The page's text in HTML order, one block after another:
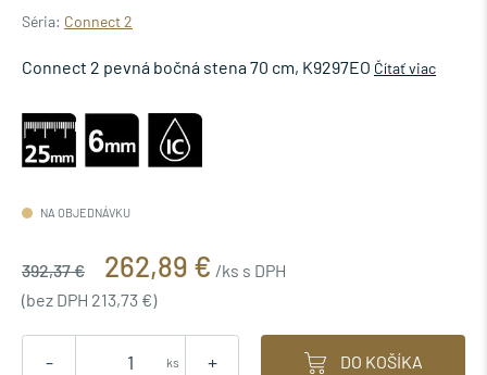
Séria: Connect 2
Connect 2 pevná bočná stena 70 cm, K9297EO Čítať viac
NA OBJEDNÁVKU
392,37 € 262,89 € /ks s DPH
(bez DPH 213,73 €)
- +
ks DO KOŠÍKA